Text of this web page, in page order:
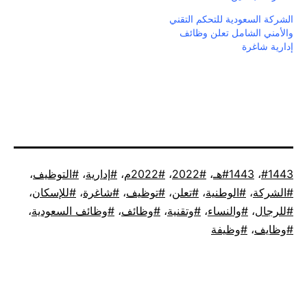
الشركة السعودية للتحكم التقني
والأمني الشامل تعلن وظائف
إدارية شاغرة
موسوم
كـ
1443 ، 1443هـ ، 2022، 2022م ، إدارية، التوظيف،
الشركة، الوطنية، تعلن، توظيف، شاغرة، للإسكان،
للرجال، والنساء، وتقنية، وظائف، وظائف السعودية،
وظايف، وظيفة